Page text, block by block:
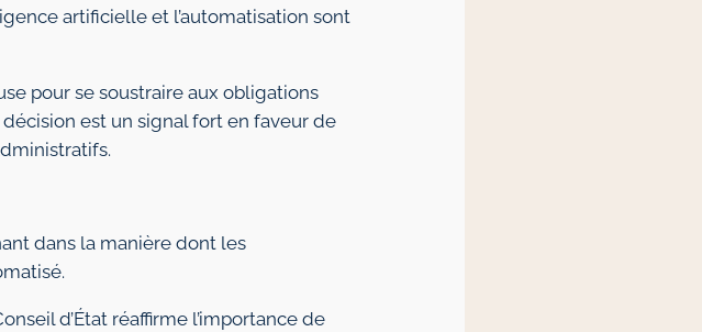
artificielle et l’automatisation sont
pour se soustraire aux obligations
est un signal fort en faveur de
dans la manière dont les
d’État réaffirme l’importance de